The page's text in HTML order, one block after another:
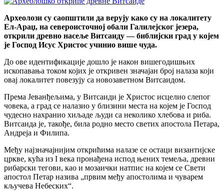
Археолози су саопштили да верују како су на локалитету
Ел-Араџ, на североисточној обали Галилејског језера,
открили древно насеље Витсаиду — библијски град у којем
је Господ Исус Христос учинио више чуда.
До ове идентификације дошло је након вишегодишњих
ископавања током којих је откривен значајан број налаза који
овај локалитет повезују са новозаветном Витсаидом.
Према Јеванђељима, у Витсаиди је Христос исцелио слепог
човека, а град се налазио у близини места на којем је Господ
чудесно нахранио хиљаде људи са неколико хлебова и риба.
Витсаида је, такође, била родно место светих апостола Петара,
Андреја и Филипа.
Међу најзначајнијим открићима налазе се остаци византијске
цркве, кућа из I века пронађена испод њених темеља, древни
рибарски тегови, као и мозаички натпис на којем се Свети
апостол Петар назива „првим међу апостолима и чуварем
кључева Небеских“.